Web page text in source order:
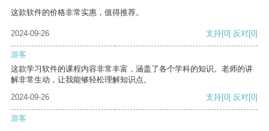
这款软件的价格非常实惠，值得推荐。
2024-09-26 支持[0] 反对[0]
游客
这款学习软件的课程内容非常丰富，涵盖了各个学科的知识。老师的讲
解非常生动，让我能够轻松理解知识点。
2024-09-26
支持[0] 反对[0]
游客